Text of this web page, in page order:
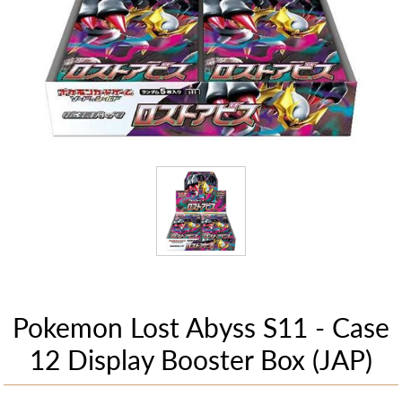
Pokemon Lost Abyss S11 - Case
12 Display Booster Box (JAP)